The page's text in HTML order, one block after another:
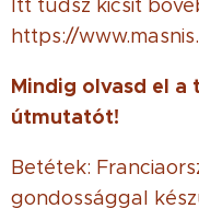
Itt tudsz kicsit
https://
Mindig olvasd el a
útmutatót!
Betétek:
gondossággal